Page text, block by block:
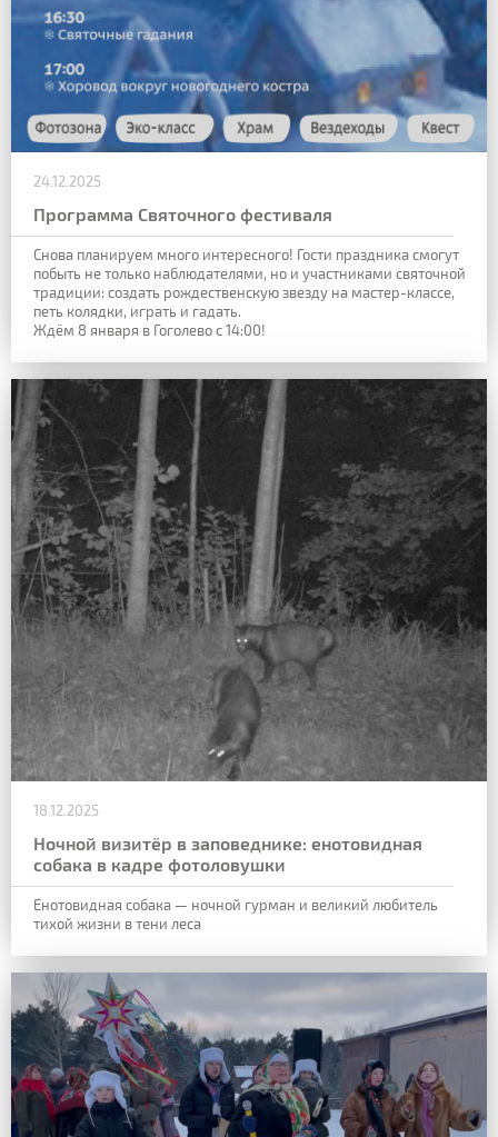
24.12.2025
Программа Святочного фестиваля
Снова планируем много интересного! Гости праздника смогут
побыть не только наблюдателями, но и участниками святочной
традиции: создать рождественскую звезду на мастер-классе,
петь колядки, играть и гадать.
Ждём 8 января в Гоголево с 14:00!
18.12.2025
Ночной визитёр в заповеднике: енотовидная
собака в кадре фотоловушки
Енотовидная собака — ночной гурман и великий любитель
тихой жизни в тени леса